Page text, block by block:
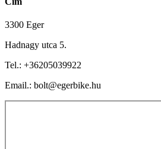
3300 Eger
Hadnagy utca 5.
Tel.: +36205039922
Email.: bolt@egerbike.hu